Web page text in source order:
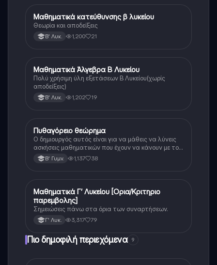
Μαθηματικά
Μαθηματικά κατεύθυνσης β λυκείου
Θεωρία και αποδείξεις
Β' Λυκ. 1,200 21
Μαθηματικά
Μαθηματικά Άλγεβρα Β Λυκείου
Πολύ χρήσιμη ύλη εξετάσεων Β Λυκείου(χωρίς
αποδείξεις)
Β' Λυκ. 1,202 19
Μαθηματικά
Πυθαγόρειο θεώρημα
Ο δημιουργός αυτός είναι για να μάθεις να λύνεις
ασκήσεις μαθηματικών που έχουν να κάνουν με το
πυθαγόρειο θεώρημα. Αν διαβάσεις την θεωρία και
μπορέσεις να την κατανοήσεις είμαι σίγουρη ότι θα
Β' Γυμν. 1,137 38
Μαθηματικά
Μαθηματικά Γ’ Λυκείου [Ορια/Κριτηριο
παρεμβολης]
Σημειώσεις πάνω στα όρια των συναρτήσεων.
Γ' Λυκ. 3,317 79
Πιο δημοφιλή περιεχόμενα 9